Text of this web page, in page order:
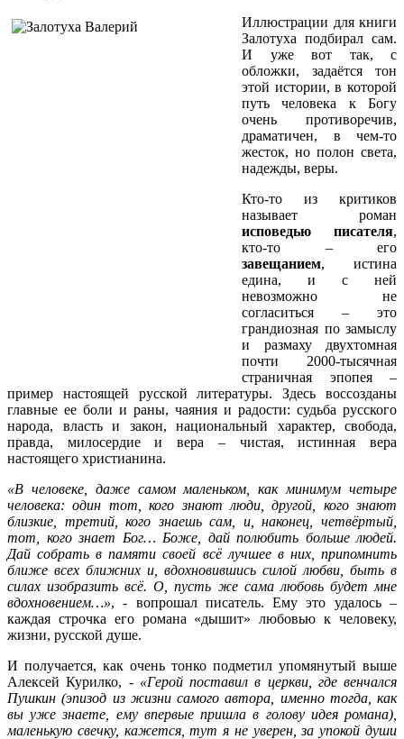
Иллюстрации для книги
Залотуха подбирал сам.
И уже вот так, с
обложки, задаётся тон
этой истории, в которой
путь человека к Богу
очень противоречив,
драматичен, в чем-то
жесток, но полон света,
надежды, веры.
Кто-то из критиков
называет роман
исповедью писателя,
кто-то – его
завещанием, истина
едина, и с ней
невозможно не
согласиться – это
грандиозная по замыслу
и размаху двухтомная
почти 2000-тысячная
страничная эпопея –
пример настоящей русской литературы. Здесь воссозданы
главные ее боли и раны, чаяния и радости: судьба русского
народа, власть и закон, национальный характер, свобода,
правда, милосердие и вера – чистая, истинная вера
настоящего христианина.
«В человеке, даже самом маленьком, как минимум четыре
человека: один тот, кого знают люди, другой, кого знают
близкие, третий, кого знаешь сам, и, наконец, четвёртый,
тот, кого знает Бог… Боже, дай полюбить больше людей.
Дай собрать в памяти своей всё лучшее в них, припомнить
ближе всех ближних и, вдохновившись силой любви, быть в
силах изобразить всё. О, пусть же сама любовь будет мне
вдохновением…», - вопрошал писатель. Ему это удалось –
каждая строчка его романа «дышит» любовью к человеку,
жизни, русской душе.
И получается, как очень тонко подметил упомянутый выше
Алексей Курилко, - «Герой поставил в церкви, где венчался
Пушкин (эпизод из жизни самого автора, именно тогда, как
вы уже знаете, ему впервые пришла в голову идея романа),
маленькую свечку, кажется, тут я не уверен, за упокой души